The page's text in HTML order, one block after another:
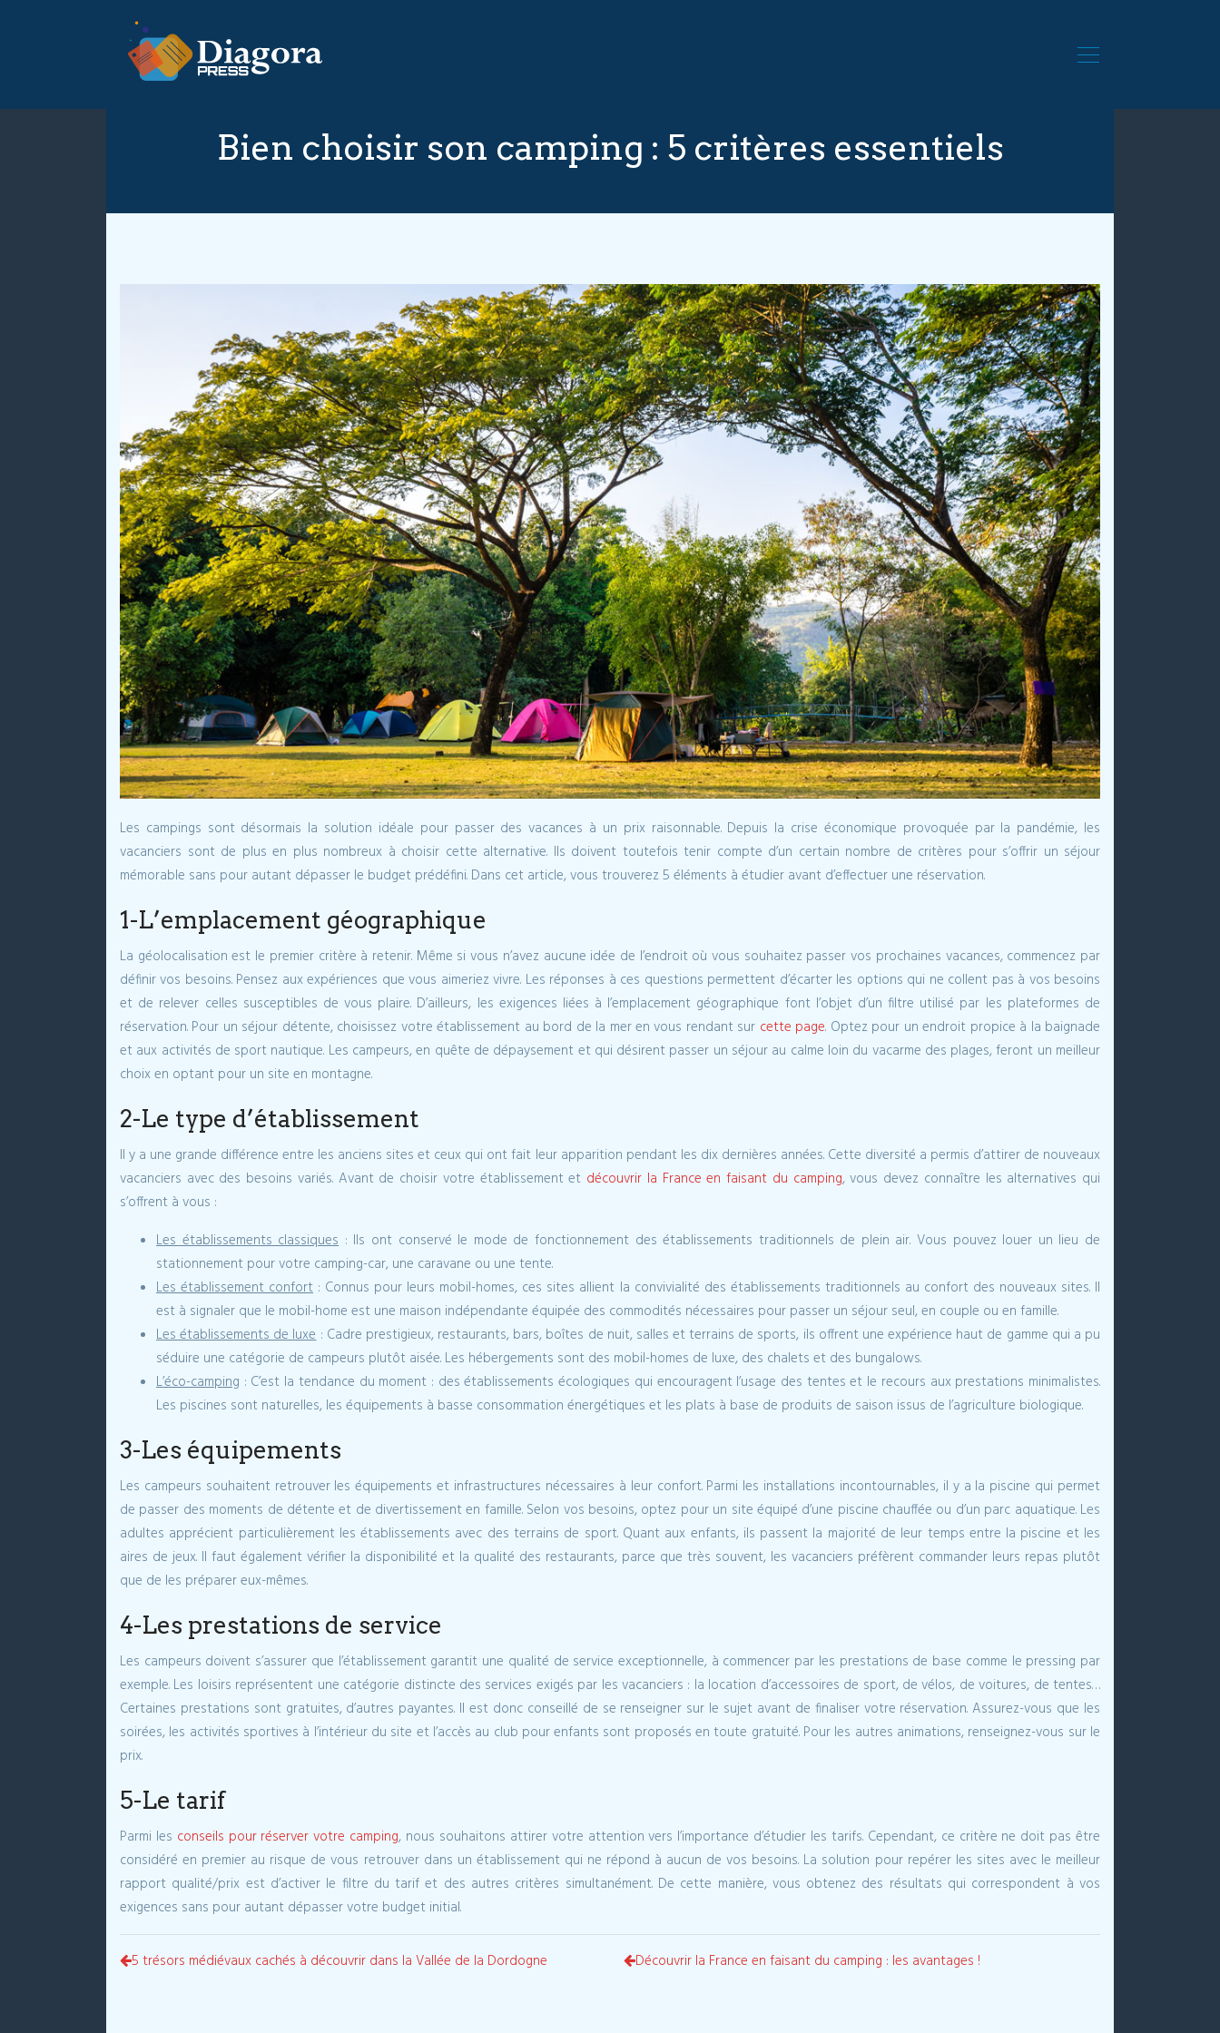
Bien choisir son camping : 5 critères essentiels
Les campings sont désormais la solution idéale pour passer des vacances à un prix raisonnable. Depuis la crise économique provoquée par la pandémie, les
vacanciers sont de plus en plus nombreux à choisir cette alternative. Ils doivent toutefois tenir compte d’un certain nombre de critères pour s’offrir un séjour
mémorable sans pour autant dépasser le budget prédéfini. Dans cet article, vous trouverez 5 éléments à étudier avant d’effectuer une réservation.
1-L’emplacement géographique
La géolocalisation est le premier critère à retenir. Même si vous n’avez aucune idée de l’endroit où vous souhaitez passer vos prochaines vacances, commencez par
définir vos besoins. Pensez aux expériences que vous aimeriez vivre. Les réponses à ces questions permettent d’écarter les options qui ne collent pas à vos besoins
et de relever celles susceptibles de vous plaire. D’ailleurs, les exigences liées à l’emplacement géographique font l’objet d’un filtre utilisé par les plateformes de
réservation. Pour un séjour détente, choisissez votre établissement au bord de la mer en vous rendant sur cette page. Optez pour un endroit propice à la baignade
et aux activités de sport nautique. Les campeurs, en quête de dépaysement et qui désirent passer un séjour au calme loin du vacarme des plages, feront un meilleur
choix en optant pour un site en montagne.
2-Le type d’établissement
Il y a une grande différence entre les anciens sites et ceux qui ont fait leur apparition pendant les dix dernières années. Cette diversité a permis d’attirer de nouveaux
vacanciers avec des besoins variés. Avant de choisir votre établissement et découvrir la France en faisant du camping, vous devez connaître les alternatives qui
s’offrent à vous :
Les établissements classiques: Ils ont conservé le mode de fonctionnement des établissements traditionnels de plein air. Vous pouvez louer un lieu de
stationnement pour votre camping-car, une caravane ou une tente.
Les établissement confort : Connus pour leurs mobil-homes, ces sites allient la convivialité des établissements traditionnels au confort des nouveaux sites. Il
est à signaler que le mobil-home est une maison indépendante équipée des commodités nécessaires pour passer un séjour seul, en couple ou en famille.
Les établissements de luxe: Cadre prestigieux, restaurants, bars, boîtes de nuit, salles et terrains de sports, ils offrent une expérience haut de gamme qui a pu
séduire une catégorie de campeurs plutôt aisée. Les hébergements sont des mobil-homes de luxe, des chalets et des bungalows.
L’éco-camping : C’est la tendance du moment : des établissements écologiques qui encouragent l’usage des tentes et le recours aux prestations minimalistes.
Les piscines sont naturelles, les équipements à basse consommation énergétiques et les plats à base de produits de saison issus de l’agriculture biologique.
3-Les équipements
Les campeurs souhaitent retrouver les équipements et infrastructures nécessaires à leur confort. Parmi les installations incontournables, il y a la piscine qui permet
de passer des moments de détente et de divertissement en famille. Selon vos besoins, optez pour un site équipé d’une piscine chauffée ou d’un parc aquatique. Les
adultes apprécient particulièrement les établissements avec des terrains de sport. Quant aux enfants, ils passent la majorité de leur temps entre la piscine et les
aires de jeux. Il faut également vérifier la disponibilité et la qualité des restaurants, parce que très souvent, les vacanciers préfèrent commander leurs repas plutôt
que de les préparer eux-mêmes.
4-Les prestations de service
Les campeurs doivent s’assurer que l’établissement garantit une qualité de service exceptionnelle, à commencer par les prestations de base comme le pressing par
exemple. Les loisirs représentent une catégorie distincte des services exigés par les vacanciers : la location d’accessoires de sport, de vélos, de voitures, de tentes…
Certaines prestations sont gratuites, d’autres payantes. Il est donc conseillé de se renseigner sur le sujet avant de finaliser votre réservation. Assurez-vous que les
soirées, les activités sportives à l’intérieur du site et l’accès au club pour enfants sont proposés en toute gratuité. Pour les autres animations, renseignez-vous sur le
prix.
5-Le tarif
Parmi les conseils pour réserver votre camping, nous souhaitons attirer votre attention vers l’importance d’étudier les tarifs. Cependant, ce critère ne doit pas être
considéré en premier au risque de vous retrouver dans un établissement qui ne répond à aucun de vos besoins. La solution pour repérer les sites avec le meilleur
rapport qualité/prix est d’activer le filtre du tarif et des autres critères simultanément. De cette manière, vous obtenez des résultats qui correspondent à vos
exigences sans pour autant dépasser votre budget initial.
5 trésors médiévaux cachés à découvrir dans la Vallée de la Dordogne Découvrir la France en faisant du camping : les avantages !